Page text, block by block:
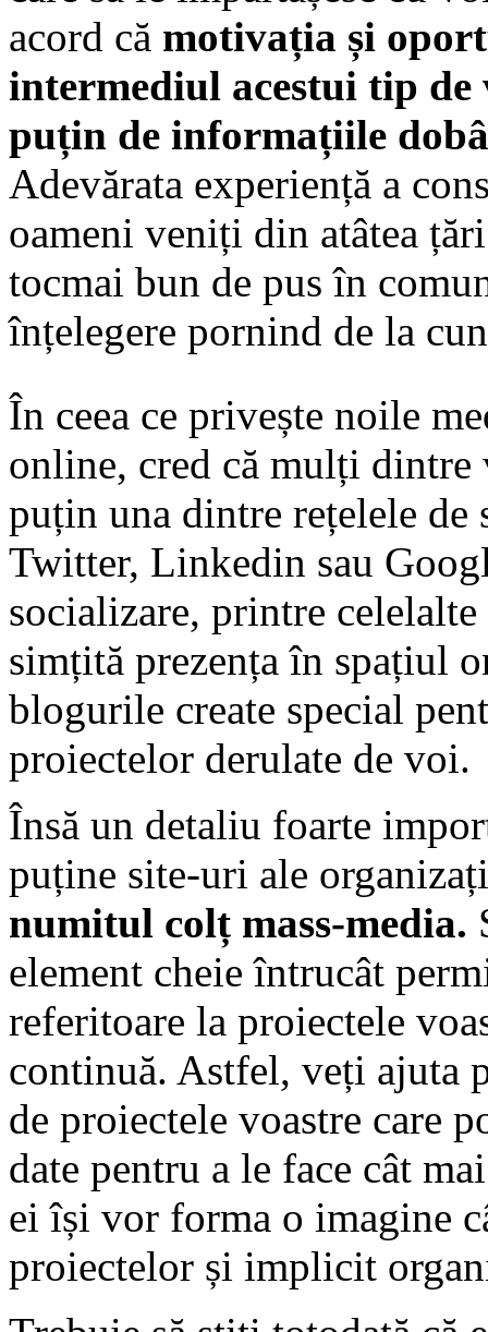
acord că motivația și
intermediul acestui tip
puțin de informațiile
Adevărata experiență a
oameni veniți din atâtea
tocmai bun de pus în
înțelegere pornind de la
În ceea ce privește noile
online, cred că mulți
puțin una dintre rețelele de
Twitter, Linkedin sau
socializare, printre
simțită prezența în spațiul
blogurile create special
proiectelor derulate de voi.
Însă un detaliu foarte
puține site-uri ale
numitul colț mass-media.
element cheie întrucât
referitoare la proiectele
continuă. Astfel, veți ajuta
de proiectele voastre care
date pentru a le face cât
ei își vor forma o imagine
proiectelor și implicit